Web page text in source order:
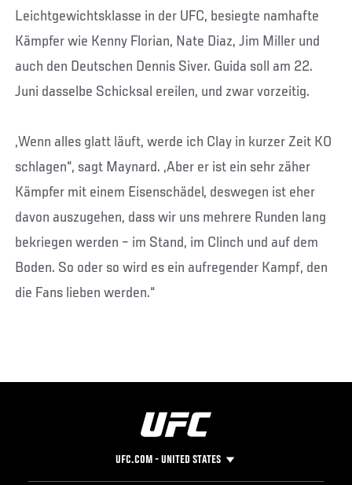
Leichtgewichtsklasse in der UFC, besiegte namhafte
Kämpfer wie Kenny Florian, Nate Diaz, Jim Miller und
auch den Deutschen Dennis Siver. Guida soll am 22.
Juni dasselbe Schicksal ereilen, und zwar vorzeitig.
„Wenn alles glatt läuft, werde ich Clay in kurzer Zeit KO
schlagen“, sagt Maynard. „Aber er ist ein sehr zäher
Kämpfer mit einem Eisenschädel, deswegen ist eher
davon auszugehen, dass wir uns mehrere Runden lang
bekriegen werden – im Stand, im Clinch und auf dem
Boden. So oder so wird es ein aufregender Kampf, den
die Fans lieben werden.“
UFC.COM - UNITED STATES